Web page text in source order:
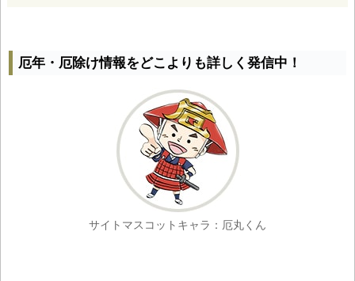
厄年・厄除け情報をどこよりも詳しく発信中！
サイトマスコットキャラ：厄丸くん